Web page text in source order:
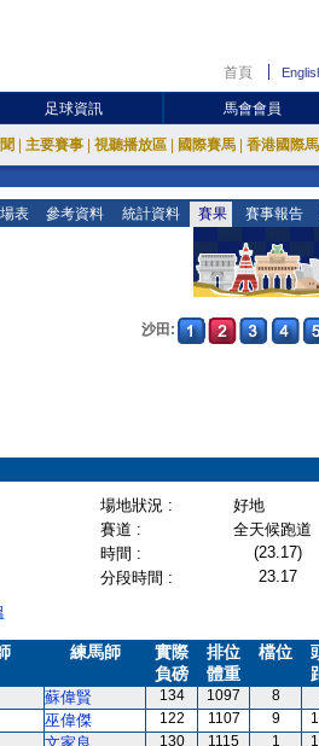
首頁
足球資訊 馬會會員
主要賽事 視聽播放區 國際賽馬 香港國際
表 參考資料 統計資料 賽果 賽事報告
沙田:
場地狀況 :
好地
賽道 :
全天候跑道
時間 : (23.17)
分段時間 :
23.17
練馬師
實際
負磅
排位
體重
檔位
蘇偉賢 134 1097 8
巫偉傑 122 1107 9
130 1115 1